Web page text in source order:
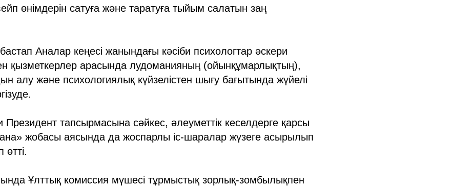
өнімдерін сатуға және таратуға тыйым салатын заң
Аналар кеңесі жанындағы кәсіби психологтар әскери
қызметкерлер арасында лудоманияның (ойынқұмарлықтың),
алу және психологиялық күйзелістен шығу бағытында жүйелі
тапсырмасына сәйкес, әлеуметтік кеселдерге қарсы
жобасы аясында да жоспарлы іс-шаралар жүзеге асырылып
өтті.
Ұлттық комиссия мүшесі тұрмыстық зорлық-зомбылықпен